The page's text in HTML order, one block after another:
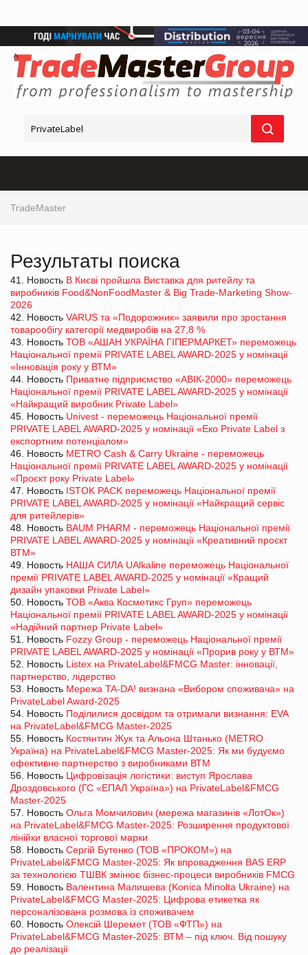
TradeMaster
Результаты поиска
41. Новость В Києві пройшла Виставка для ритейлу та
виробників Food&NonFoodMaster & Big Trade-Marketing Show-
2026
42. Новость VARUS та «Подорожник» заявили про зростання
товарообігу категорії медвиробів на 27,8 %
43. Новость ТОВ «АШАН УКРАЇНА ГІПЕРМАРКЕТ» переможець
Національної премії PRIVATE LABEL AWARD-2025 у номінації
«Інновація року у ВТМ»
44. Новость Приватне підприємство «АВІК-2000» переможець
Національної премії PRIVATE LABEL AWARD-2025 у номінації
«Найкращий виробник Private Label»
45. Новость Univest - переможець Національної премії
PRIVATE LABEL AWARD-2025 у номінації «Еко Private Label з
експортним потенціалом»
46. Новость METRO Cash & Carry Ukraine - переможець
Національної премії PRIVATE LABEL AWARD-2025 у номінації
«Проєкт року Private Label»
47. Новость ISTOK PACK переможець Національної премії
PRIVATE LABEL AWARD-2025 у номінації «Найкращий сервіс
для ритейлерів»
48. Новость BAUM PHARM - переможець Національної премії
PRIVATE LABEL AWARD-2025 у номінації «Креативний проєкт
ВТМ»
49. Новость НАША СИЛА UAlkaline переможець Національної
премії PRIVATE LABEL AWARD-2025 у номінації «Кращий
дизайн упаковки Private Label»
50. Новость ТОВ «Аква Косметикс Груп» переможець
Національної премії PRIVATE LABEL AWARD-2025 у номінації
«Надійний партнер Private Label»
51. Новость Fozzy Group - переможець Національної премії
PRIVATE LABEL AWARD-2025 у номінації «Прорив року у ВТМ»
52. Новость Listex на PrivateLabel&FMCG Master: інновації,
партнерство, лідерство
53. Новость Мережа TA-DA! визнана «Вибором споживача» на
PrivateLabel Award-2025
54. Новость Поділилися досвідом та отримали визнання: EVA
на PrivateLabel&FMCG Master-2025
55. Новость Костянтин Жук та Альона Штанько (METRO
Україна) на PrivateLabel&FMCG Master-2025: Як ми будуємо
ефективне партнерство з виробниками ВТМ
56. Новость Цифровізація логістики: виступ Ярослава
Дроздовського (ГС «ЕПАЛ Україна») на PrivateLabel&FMCG
Master-2025
57. Новость Ольга Момчилович (мережа магазинів «ЛотОк»)
на PrivateLabel&FMCG Master-2025: Розширення продуктової
лінійки власної торгової марки
58. Новость Сергій Бутенко (ТОВ «ПРОКОМ») на
PrivateLabel&FMCG Master-2025: Як впровадження BAS ERP
за технологією ТШВК змінює бізнес-процеси виробників FMCG
59. Новость Валентина Малишева (Konica Minolta Ukraine) на
PrivateLabel&FMCG Master-2025: Цифрова етикетка як
персоналізована розмова із споживачем
60. Новость Олексій Шеремет (ТОВ «ФТП») на
PrivateLabel&FMCG Master-2025: ВТМ – під ключ. Від пошуку
до реалізації